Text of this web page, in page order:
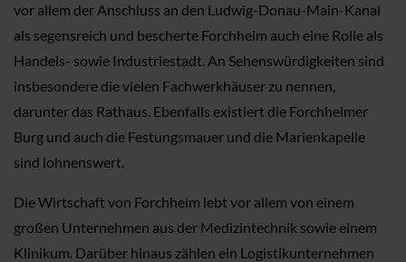
vor allem der Anschluss an den Ludwig-Donau-Main-Kanal
als segensreich und bescherte Forchheim auch eine Rolle als
Handels- sowie Industriestadt. An Sehenswürdigkeiten sind
insbesondere die vielen Fachwerkhäuser zu nennen,
darunter das Rathaus. Ebenfalls existiert die Forchheimer
Burg und auch die Festungsmauer und die Marienkapelle
sind lohnenswert.
Die Wirtschaft von Forchheim lebt vor allem von einem
großen Unternehmen aus der Medizintechnik sowie einem
Klinikum. Darüber hinaus zählen ein Logistikunternehmen